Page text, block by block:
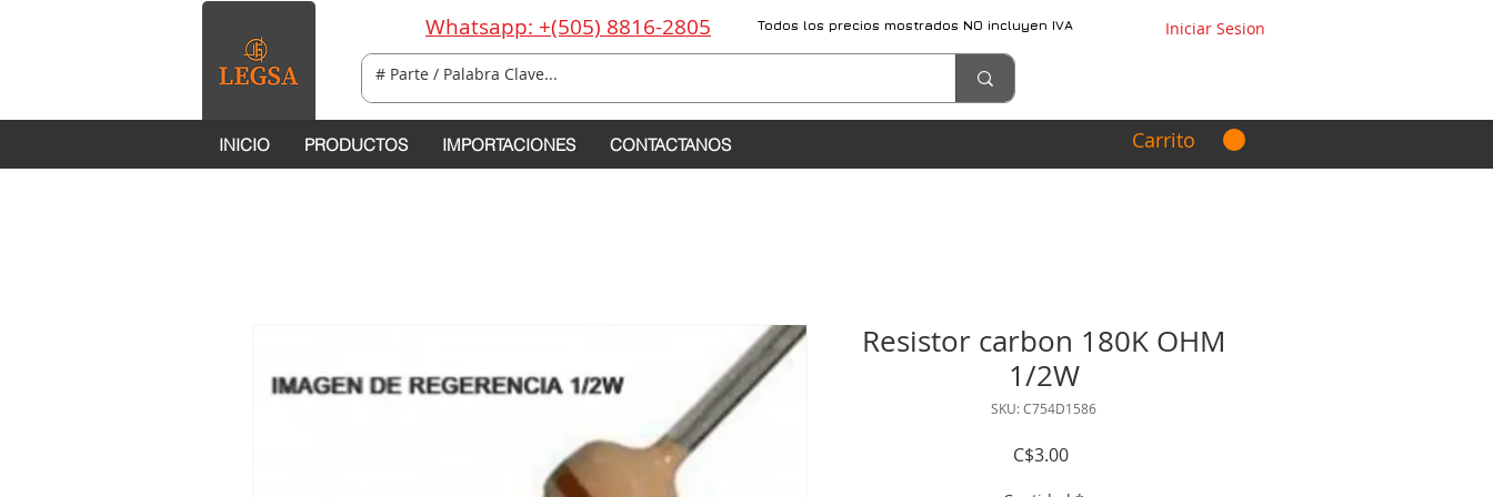
Whatsapp: +(505) 8816-2805 Todos los precios mostrados NO incluyen IVA Iniciar Sesion
INICIO PRODUCTOS IMPORTACIONES CONTACTANOS Carrito
Resistor carbon 180K OHM
1/2W
SKU: C754D1586
C$3.00Precio